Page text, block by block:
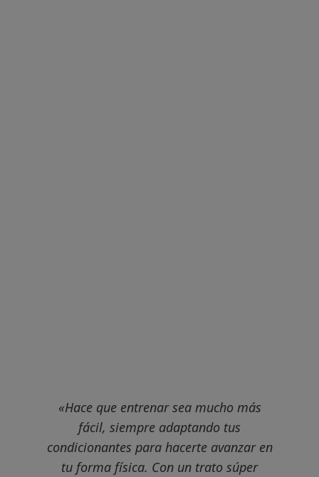
«Hace que entrenar sea mucho más
fácil, siempre adaptando tus
condicionantes para hacerte avanzar en
tu forma física. Con un trato súper